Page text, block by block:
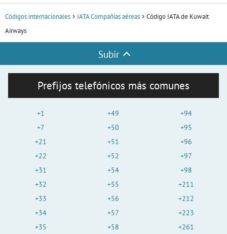
Códigos internacionales IATA Compañías aéreas
Código IATA de Kuwait
Airways
Subir
Prefijos telefónicos más comunes
+1
+7
+21
+22
+31
+32
+33
+34
+35
+49
+50
+51
+52
+54
+55
+56
+57
+58
+94
+95
+96
+97
+98
+211
+212
+223
+261